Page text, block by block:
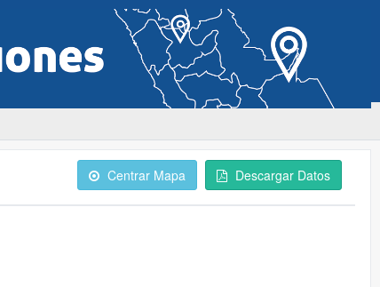
Centrar Mapa Descargar Datos